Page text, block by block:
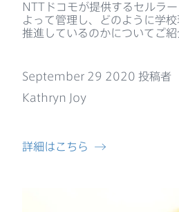
NTT ドコモが​提供する​セルラー
よって​管理し、​どのように​学校
推進しているのかに​ついて​ご紹
詳細は​こちら
September 29 2020 投稿者
Kathryn Joy